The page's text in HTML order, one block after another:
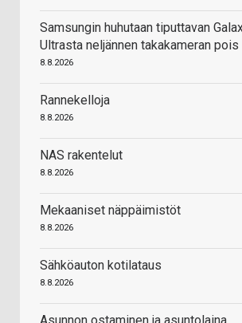
Samsungin huhutaan tiputtavan
Ultrasta neljännen takakameran pois
8.8.2026
Rannekelloja
8.8.2026
NAS rakentelut
8.8.2026
Mekaaniset näppäimistöt
8.8.2026
Sähköauton kotilataus
8.8.2026